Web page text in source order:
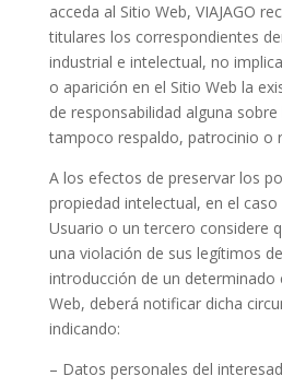
acceda al Sitio Web, VIAJAGO
titulares los correspondientes
industrial e intelectual, no
o aparición en el Sitio Web la
de responsabilidad alguna
tampoco respaldo, patrocinio o
A los efectos de preservar los
propiedad intelectual, en el
Usuario o un tercero considere
una violación de sus legítimos
introducción de un determinado
Web, deberá notificar dicha
indicando:
– Datos personales del